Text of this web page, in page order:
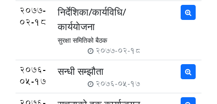
2077-
02-18
निर्देशिका/कार्यविधि/
कार्ययाेजना
सुरक्षा समितिको बैठक
2077-02-18
2076-
05-17
सन्धी सम्झौता
2076-05-17